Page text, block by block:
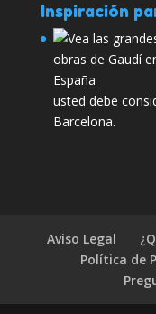
Inspiración
usted debe
Barcelona.
Aviso Legal
Política de